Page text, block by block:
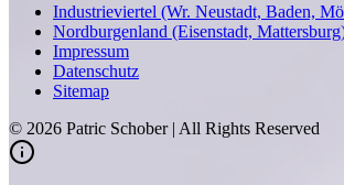
Industrieviertel (Wr. Neustadt, Baden,
Nordburgenland (Eisenstadt,
Impressum
Datenschutz
Sitemap
© 2026 Patric Schober | All Rights Reserved